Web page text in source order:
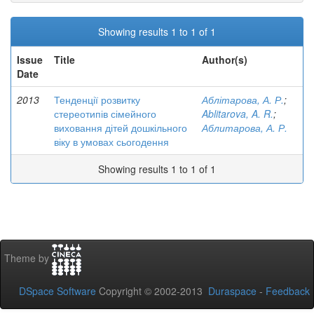
Showing results 1 to 1 of 1
Issue
Date
Title Author(s)
2013
Тенденції розвитку
стереотипів сімейного
виховання дітей дошкільного
віку в умовах сьогодення
Аблітарова, А. Р.;
Ablitarova, A. R.;
Аблитарова, А. Р.
Showing results 1 to 1 of 1
Theme by
DSpace Software Copyright © 2002-2013 Duraspace - Feedback